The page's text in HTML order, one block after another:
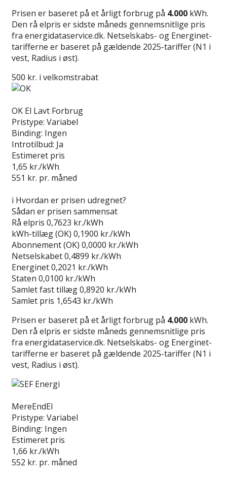
Prisen er baseret på et årligt forbrug på 4.000 kWh.
Den rå elpris er sidste måneds gennemsnitlige pris
fra energidataservice.dk. Netselskabs- og Energinet-
tarifferne er baseret på gældende 2025-tariffer (N1 i
vest, Radius i øst).
500 kr. i velkomstrabat
OK El Lavt Forbrug
Pristype: Variabel
Binding: Ingen
Introtilbud: Ja
Estimeret pris
1,65 kr./kWh
551 kr. pr. måned
i Hvordan er prisen udregnet?
Sådan er prisen sammensat
Rå elpris 0,7623 kr./kWh
kWh-tillæg (OK) 0,1900 kr./kWh
Abonnement (OK) 0,0000 kr./kWh
Netselskabet0,4899 kr./kWh
Energinet0,2021 kr./kWh
Staten 0,0100 kr./kWh
Samlet fast tillæg0,8920 kr./kWh
Samlet pris 1,6543 kr./kWh
Prisen er baseret på et årligt forbrug på 4.000 kWh.
Den rå elpris er sidste måneds gennemsnitlige pris
fra energidataservice.dk. Netselskabs- og Energinet-
tarifferne er baseret på gældende 2025-tariffer (N1 i
vest, Radius i øst).
MereEndEl
Pristype: Variabel
Binding: Ingen
Estimeret pris
1,66 kr./kWh
552 kr. pr. måned